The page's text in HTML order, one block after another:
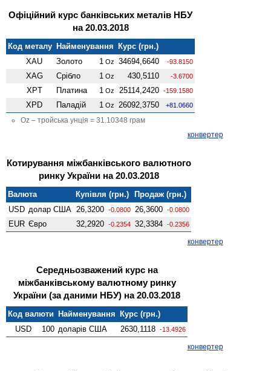
Офіційний курс банківських металів НБУ
на 20.03.2018
Код металу Найменування Курс (грн.)
XAU
Золото 1 Oz 34694,6640 -93.8150
XAG Срібло 1 Oz 430,5110 -3.6700
XPT Платина 1 Oz 25114,2420 -159.1580
XPD Паладій 1 Oz 26092,3750 +81.0660
Oz – тройська унція = 31.10348 грам
конвертер
Котирування міжбанківського валютного
ринку України на 20.03.2018
Валюта Купівля (грн.)
Продаж (грн.)
USD долар США 26,3200 -0.0800 26,3600 -0.0800
EUR Євро 32,2920 -0.2354 32,3384 -0.2356
конвертер
Середньозважений курс на
міжбанківському валютному ринку
України (за даними НБУ) на 20.03.2018
Код валюти Найменування Курс (грн.)
USD
100 доларів США 2630,1118 -13.4926
конвертер